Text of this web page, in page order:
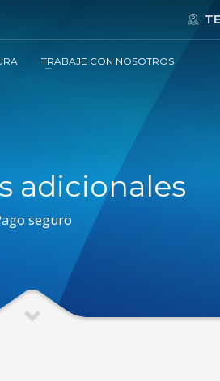
TRABAJE CON NOSOTROS
adicionales
seguro